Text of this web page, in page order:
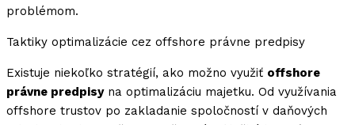
problémom.
Taktiky optimalizácie cez offshore právne predpisy
Existuje niekoľko stratégií, ako možno využiť offshore
právne predpisyna optimalizáciu majetku. Od využívania
offshore trustov po zakladanie spoločností v daňových